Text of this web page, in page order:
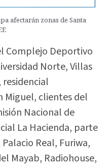
afectarán zonas de Santa
Complejo Deportivo
Norte, Villas
Miguel, clientes del
Nacional de
La Hacienda, parte
Real, Furiwa,
Mayab, Radiohouse,